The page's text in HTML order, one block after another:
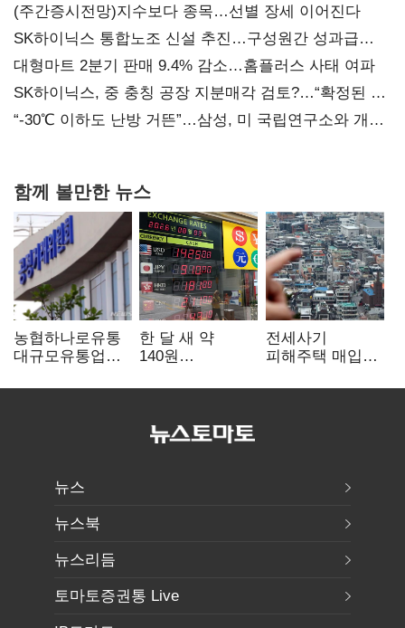
(주간증시전망)지수보다 종목…선별 장세 이어진다
SK하이닉스 통합노조 신설 추진…구성원간 성과급
불만 확산
대형마트 2분기 판매 9.4% 감소…홈플러스 사태 여파
SK하이닉스, 중 충칭 공장 지분매각 검토?…“확정된 바
없어”
“-30℃ 이하도 난방 거뜬”…삼성, 미 국립연구소와 개발
함께 볼만한 뉴스
농협하나로유통
대규모유통업법
공정위, 과징금
한 달 새 약
140원
엔저'에 원화
전세사기
피해주택 매입
누적 피해자
뉴스
뉴스북
뉴스리듬
토마토증권통 Live